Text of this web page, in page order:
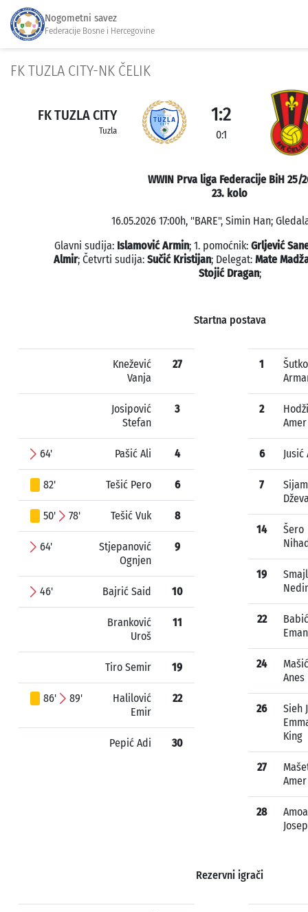
Nogometni savez
Federacije Bosne i Hercegovine
FK TUZLA CITY-NK ČELIK
FK TUZLA CITY
Tuzla
1:2
0:1
WWIN Prva liga Federacije BiH 25/
23. kolo
16.05.2026 17:00h, "BARE", Simin Han;
Glavni sudija: Islamović Armin; 1. pomoćnik: Grljević
Almir; Četvrti sudija: Sučić Kristijan; Delegat: Mate
Stojić Dragan;
Startna postava
Knežević
Vanja
27
Josipović
Stefan
3
64' Pašić Ali 4
82' Tešić Pero 6
50' 78' Tešić Vuk 8
64'
Stjepanović
Ognjen
9
46' Bajrić Said 10
Branković
Uroš
11
Tiro Semir 19
86' 89'
Halilović
Emir
22
Pepić Adi 30
1
2
Amer
6 Jusić
7
14
Šero
19
22
Babić
Eman
24
Mašić
Anes
26
Sieh
King
27
Amer
28
Rezervni igrači